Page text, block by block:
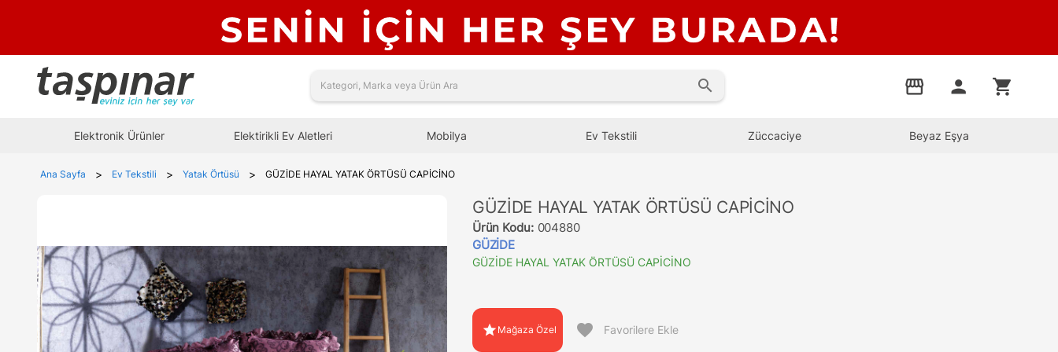
search storefront person shopping_cart
Elektronik Ürünler Elektirikli Ev Aletleri Mobilya Ev Tekstili Züccaciye Beyaz Eşya
Ana Sayfa > Ev Tekstili > Yatak Örtüsü > GÜZİDE HAYAL YATAK ÖRTÜSÜ CAPİCİNO
GÜZİDE HAYAL YATAK ÖRTÜSÜ CAPİCİNO
Ürün Kodu: 004880
GÜZİDE
GÜZİDE HAYAL YATAK ÖRTÜSÜ CAPİCİNO
star Mağaza Özel favorite Favorilere Ekle